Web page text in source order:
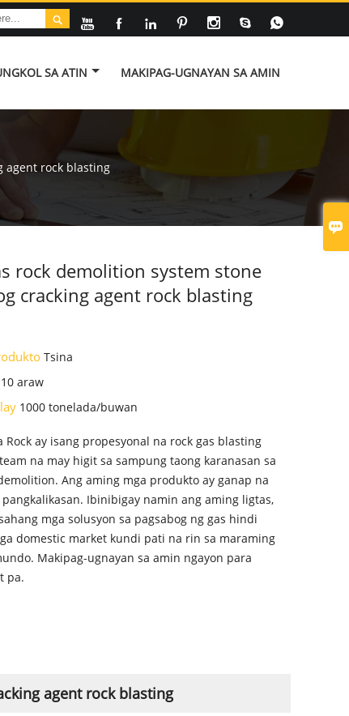

      

SA ATIN MAKIPAG-UGNAYAN SA AMIN
agent rock blasting
rock demolition system stone
cracking agent rock blasting
Tsina
10 araw
1000 tonelada/buwan
Rock ay isang propesyonal na rock gas blasting
na may higit sa sampung taong karanasan sa
Ang aming mga produkto ay ganap na
Ibinibigay namin ang aming ligtas,
mga solusyon sa pagsabog ng gas hindi
domestic market kundi pati na rin sa maraming
Makipag-ugnayan sa amin ngayon para
pa.
agent rock blasting